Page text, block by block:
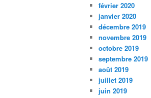
février 2020
janvier 2020
décembre 2019
novembre 2019
octobre 2019
septembre 2019
août 2019
juillet 2019
juin 2019